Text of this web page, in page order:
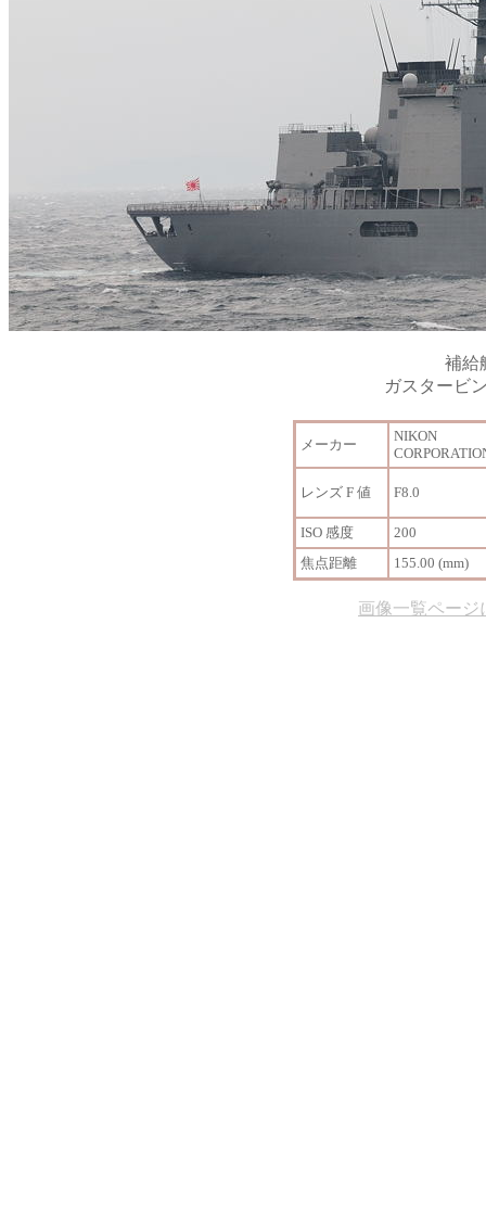
補給
ガスタービ
メーカー
NIKON
レンズ F 値 F8.0
ISO 感度
200
焦点距離
155.00 (mm)
画像一覧ページ